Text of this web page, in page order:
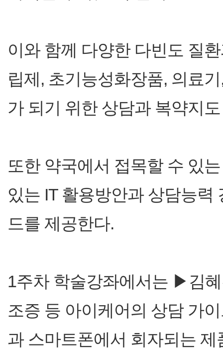
이와 함께 다양한 다빈도 질
립제, 초기능성화장품, 의료
가 되기 위한 상담과 복약지
또한 약국에서 접목할 수 있
있는 IT 활용방안과 상담능
드를 제공한다.
1주차 학술강좌에서는 ▶김
조증 등 아이케어의 상담 가
과 스마트폰에서 회자되는